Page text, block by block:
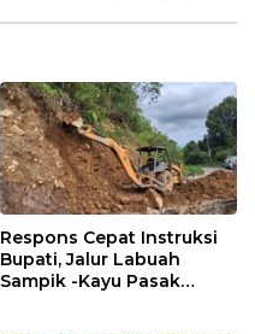
Respons Cepat Instruksi
Bupati, Jalur Labuah
Sampik -Kayu Pasak